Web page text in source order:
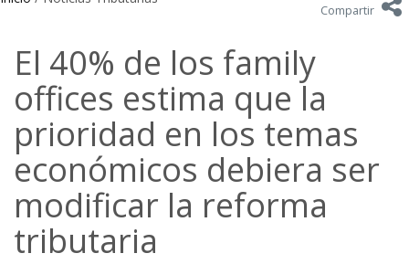
Compartir
El 40% de los family
offices estima que la
prioridad en los temas
económicos debiera ser
modificar la reforma
tributaria